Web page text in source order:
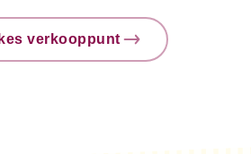
verkooppunt